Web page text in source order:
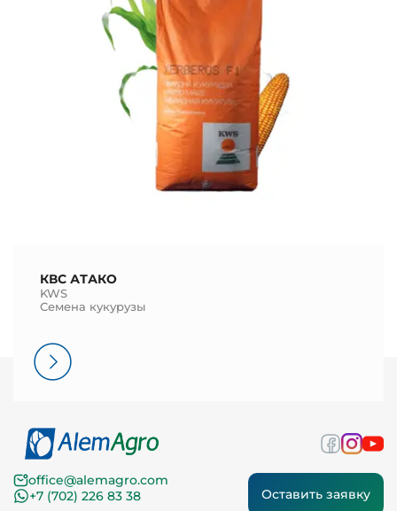
КВС АТАКО
KWS
Семена кукурузы
office@alemagro.com
+7 (702) 226 83 38
Оставить заявку